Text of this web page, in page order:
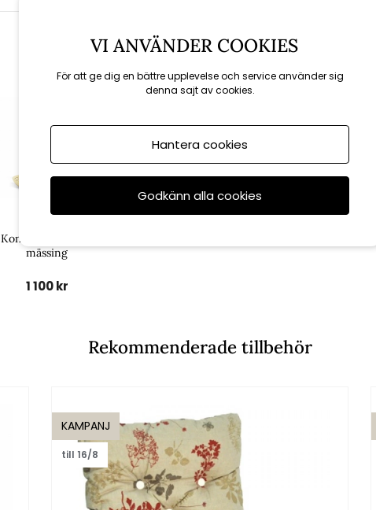
Skultuna
Kontorsljusstake -
mässing
1 100 kr
Rekommenderade tillbehör
KAMPANJ
till 16/8
VI ANVÄNDER COOKIES
För att ge dig en bättre upplevelse och service använder sig
denna sajt av cookies.
Hantera cookies
Godkänn alla cookies